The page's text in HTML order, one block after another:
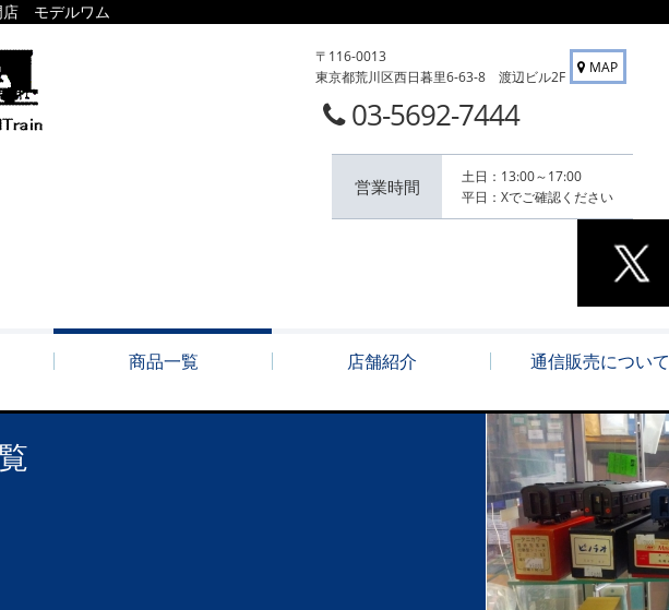
店 モデルワム
MAP
〒116-0013
東京都荒川区西日暮里6-63-8 渡辺ビル2F
03-5692-7444
営業時間
土日：13:00～17:00
平日：Xでご確認ください
商品一覧 店舗紹介 通信販売について